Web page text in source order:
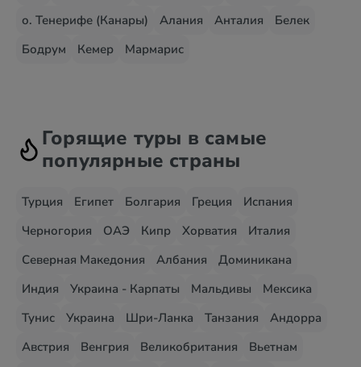
о. Тенерифе (Канары)
Алания Анталия
Белек
Бодрум
Кемер Мармарис
Горящие туры в самые
популярные страны
Турция Египет Болгария Греция
Испания
Черногория
ОАЭ Кипр Хорватия
Италия
Северная Македония
Албания
Доминикана
Индия
Украина - Карпаты Мальдивы
Мексика
Тунис
Украина Шри-Ланка Танзания
Андорра
Австрия
Венгрия Великобритания
Вьетнам